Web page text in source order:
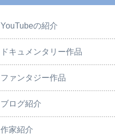
YouTubeの紹介
ドキュメンタリー作品
ファンタジー作品
ブログ紹介
作家紹介